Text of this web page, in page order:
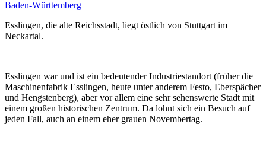
Baden-Württemberg
Esslingen, die alte Reichsstadt, liegt östlich von Stuttgart im
Neckartal.
Esslingen war und ist ein bedeutender Industriestandort (früher die
Maschinenfabrik Esslingen, heute unter anderem Festo, Eberspächer
und Hengstenberg), aber vor allem eine sehr sehenswerte Stadt mit
einem großen historischen Zentrum. Da lohnt sich ein Besuch auf
jeden Fall, auch an einem eher grauen Novembertag.